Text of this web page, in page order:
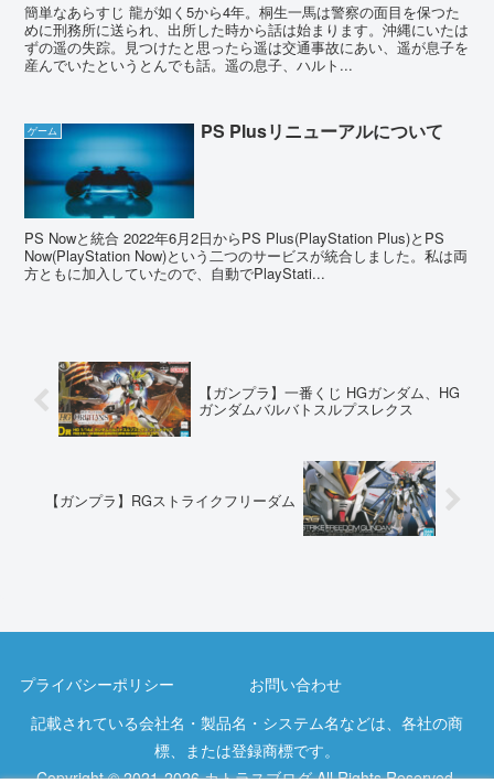
簡単なあらすじ 龍が如く5から4年。桐生一馬は警察の面目を保つた
めに刑務所に送られ、出所した時から話は始まります。沖縄にいたは
ずの遥の失踪。見つけたと思ったら遥は交通事故にあい、遥が息子を
産んでいたというとんでも話。遥の息子、ハルト...
ゲーム PS Plusリニューアルについて
PS Nowと統合 2022年6月2日からPS Plus(PlayStation Plus)とPS
Now(PlayStation Now)という二つのサービスが統合しました。私は両
方ともに加入していたので、自動でPlayStati...
【ガンプラ】一番くじ HGガンダム、HG
ガンダムバルバトスルプスレクス
【ガンプラ】RGストライクフリーダム
プライバシーポリシー
お問い合わせ
記載されている会社名・製品名・システム名などは、各社の商
標、または登録商標です。
Copyright © 2021-2026 カトラスブログ All Rights Reserved.